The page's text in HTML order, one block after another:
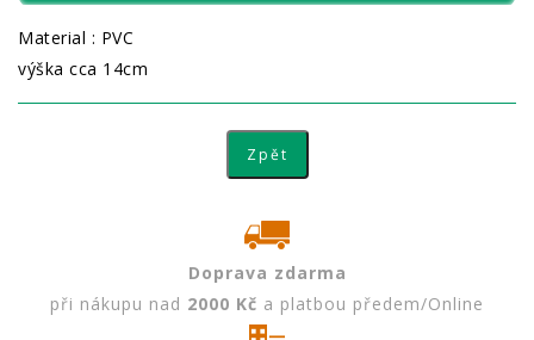
Material : PVC
výška cca 14cm
Doprava zdarma
při nákupu nad 2000 Kč a platbou předem/Online